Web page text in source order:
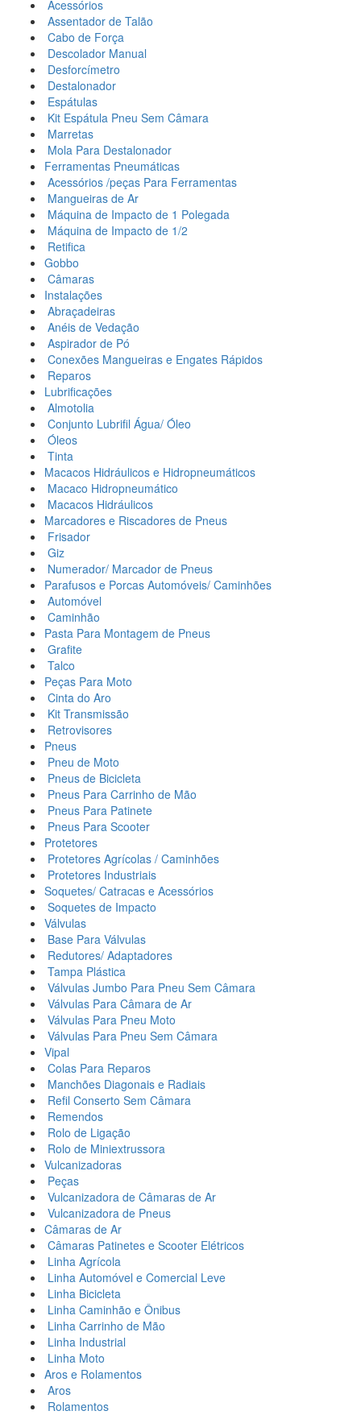
Acessórios
Assentador de Talão
Cabo de Força
Descolador Manual
Desforcímetro
Destalonador
Espátulas
Kit Espátula Pneu Sem Câmara
Marretas
Mola Para Destalonador
Ferramentas Pneumáticas
Acessórios /peças Para Ferramentas
Mangueiras de Ar
Máquina de Impacto de 1 Polegada
Máquina de Impacto de 1/2
Retifica
Gobbo
Câmaras
Instalações
Abraçadeiras
Anéis de Vedação
Aspirador de Pó
Conexões Mangueiras e Engates Rápidos
Reparos
Lubrificações
Almotolia
Conjunto Lubrifil Água/ Óleo
Óleos
Tinta
Macacos Hidráulicos e Hidropneumáticos
Macaco Hidropneumático
Macacos Hidráulicos
Marcadores e Riscadores de Pneus
Frisador
Giz
Numerador/ Marcador de Pneus
Parafusos e Porcas Automóveis/ Caminhões
Automóvel
Caminhão
Pasta Para Montagem de Pneus
Grafite
Talco
Peças Para Moto
Cinta do Aro
Kit Transmissão
Retrovisores
Pneus
Pneu de Moto
Pneus de Bicicleta
Pneus Para Carrinho de Mão
Pneus Para Patinete
Pneus Para Scooter
Protetores
Protetores Agrícolas / Caminhões
Protetores Industriais
Soquetes/ Catracas e Acessórios
Soquetes de Impacto
Válvulas
Base Para Válvulas
Redutores/ Adaptadores
Tampa Plástica
Válvulas Jumbo Para Pneu Sem Câmara
Válvulas Para Câmara de Ar
Válvulas Para Pneu Moto
Válvulas Para Pneu Sem Câmara
Vipal
Colas Para Reparos
Manchões Diagonais e Radiais
Refil Conserto Sem Câmara
Remendos
Rolo de Ligação
Rolo de Miniextrussora
Vulcanizadoras
Peças
Vulcanizadora de Câmaras de Ar
Vulcanizadora de Pneus
Câmaras de Ar
Câmaras Patinetes e Scooter Elétricos
Linha Agrícola
Linha Automóvel e Comercial Leve
Linha Bicicleta
Linha Caminhão e Ônibus
Linha Carrinho de Mão
Linha Industrial
Linha Moto
Aros e Rolamentos
Aros
Rolamentos